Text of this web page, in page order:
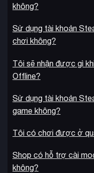
không?
Sử dụng tài khoản
chơi không?
Tôi sẽ nhận được gì
Offline?
Sử dụng tài khoản
game không?
Tôi có chơi được ở
Shop có hỗ trợ cài
không?